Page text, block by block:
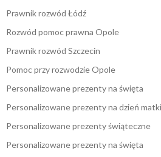
Prawnik rozwód Łódź
Rozwód pomoc prawna Opole
Prawnik rozwód Szczecin
Pomoc przy rozwodzie Opole
Personalizowane prezenty na święta
Personalizowane prezenty na dzień matki
Personalizowane prezenty świąteczne
Personalizowane prezenty na święta